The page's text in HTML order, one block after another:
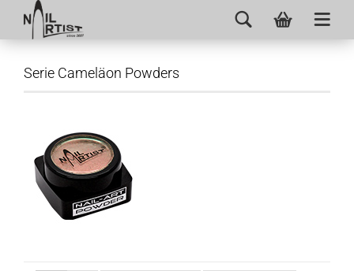
Serie Cameläon Powders